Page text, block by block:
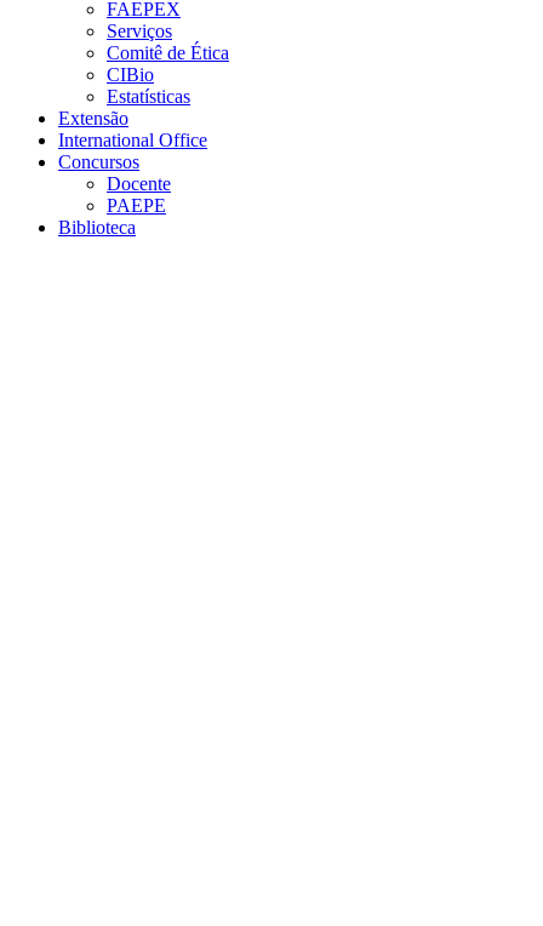
FAEPEX
Serviços
Comitê de Ética
CIBio
Estatísticas
Extensão
International Office
Concursos
Docente
PAEPE
Biblioteca